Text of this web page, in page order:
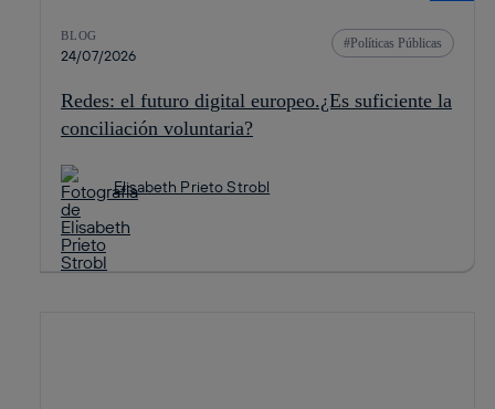
BLOG
24/07/2026
Políticas Públicas
Redes: el futuro digital europeo.¿Es suficiente la
conciliación voluntaria?
Elisabeth Prieto Strobl